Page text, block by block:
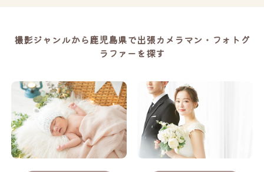
撮影ジャンルから鹿児島県で出張カメラマン・フォトグ
ラファーを探す